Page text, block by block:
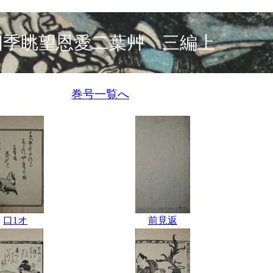
季眺望恩愛二葉艸 三編上
巻号一覧へ
口1オ 前見返